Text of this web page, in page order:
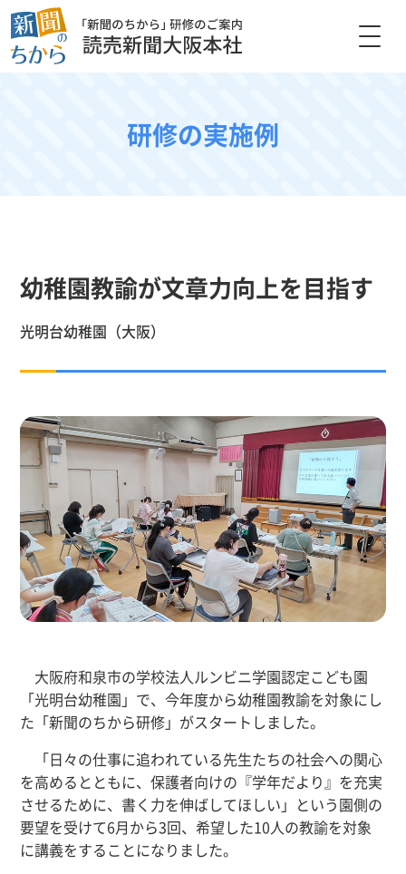
研修の実施例
幼稚園教諭が文章力向上を目指す
光明台幼稚園（大阪）
大阪府和泉市の学校法人ルンビニ学園認定こども園
「光明台幼稚園」で、今年度から幼稚園教諭を対象にし
た「新聞のちから研修」がスタートしました。
「日々の仕事に追われている先生たちの社会への関心
を高めるとともに、保護者向けの『学年だより』を充実
させるために、書く力を伸ばしてほしい」という園側の
要望を受けて6月から3回、希望した10人の教諭を対象
に講義をすることになりました。